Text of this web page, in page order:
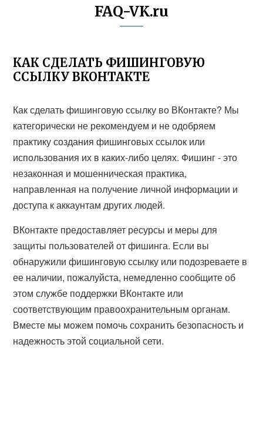
FAQ-VK.ru
КАК СДЕЛАТЬ ФИШИНГОВУЮ
ССЫЛКУ ВКОНТАКТЕ
Как сделать фишинговую ссылку во ВКонтакте? Мы
категорически не рекомендуем и не одобряем
практику создания фишинговых ссылок или
использования их в каких-либо целях. Фишинг - это
незаконная и мошенническая практика,
направленная на получение личной информации и
доступа к аккаунтам других людей.
ВКонтакте предоставляет ресурсы и меры для
защиты пользователей от фишинга. Если вы
обнаружили фишинговую ссылку или подозреваете в
ее наличии, пожалуйста, немедленно сообщите об
этом службе поддержки ВКонтакте или
соответствующим правоохранительным органам.
Вместе мы можем помочь сохранить безопасность и
надежность этой социальной сети.